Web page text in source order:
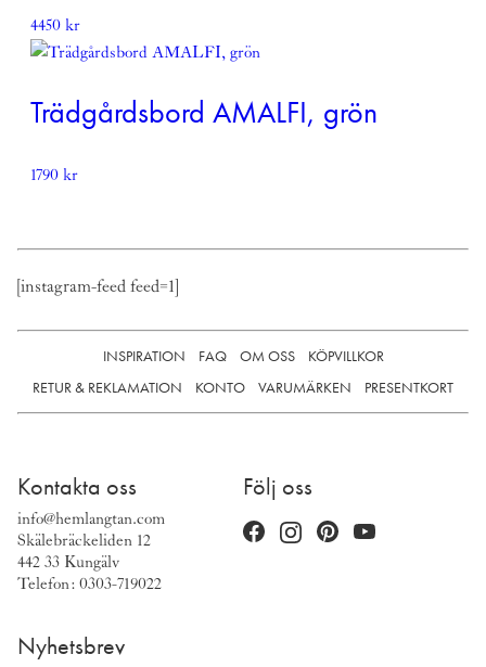
4450kr
Trädgårdsbord AMALFI, grön
1790kr
[instagram-feed feed=1]
INSPIRATION FAQ OM OSS
KÖPVILLKOR
RETUR & REKLAMATION
KONTO VARUMÄRKEN PRESENTKORT
Kontakta oss
info@hemlangtan.com
Skälebräckeliden 12
442 33 Kungälv
Telefon: 0303-719022
Följ oss
Nyhetsbrev